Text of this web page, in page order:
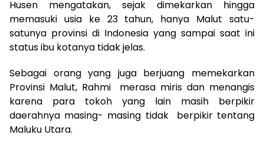
Husen mengatakan, sejak dimekarkan hingga
memasuki usia ke 23 tahun, hanya Malut satu-
satunya provinsi di Indonesia yang sampai saat ini
status ibu kotanya tidak jelas.
Sebagai orang yang juga berjuang memekarkan
Provinsi Malut, Rahmi merasa miris dan menangis
karena para tokoh yang lain masih berpikir
daerahnya masing- masing tidak berpikir tentang
Maluku Utara.